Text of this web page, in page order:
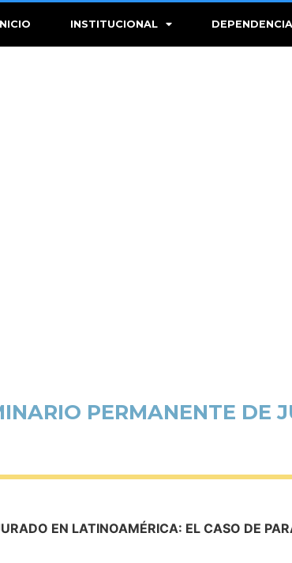
INSTITUCIONAL
PERMANENTE DE
EN LATINOAMÉRICA: EL CASO DE